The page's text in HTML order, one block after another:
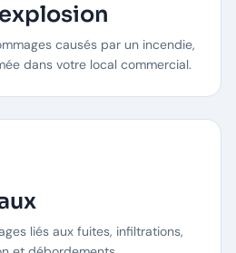
causés par un incendie,
dans votre local commercial.
liés aux fuites, infiltrations,